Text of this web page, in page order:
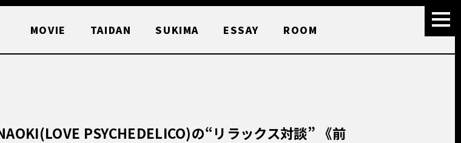
MOVIE TAIDAN SUKIMA ESSAY ROOM
PSYCHEDELICO)の“リラックス対談” 《前